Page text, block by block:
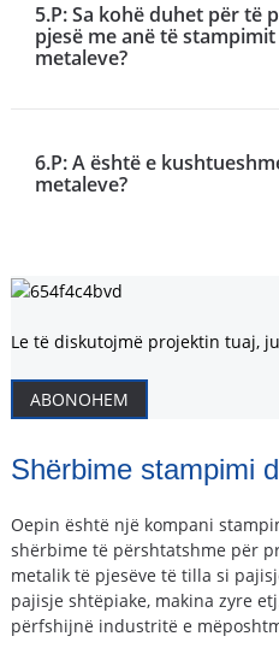
5.P: Sa kohë duhet për të
pjesë me anë të
metaleve?
6.P: A është e
metaleve?
Le të diskutojmë projektin tuaj,
ABONOHEM
Shërbime stampimi
Oepin është një kompani
shërbime të përshtatshme për
metalik të pjesëve të tilla si
pajisje shtëpiake, makina zyre
përfshijnë industritë e